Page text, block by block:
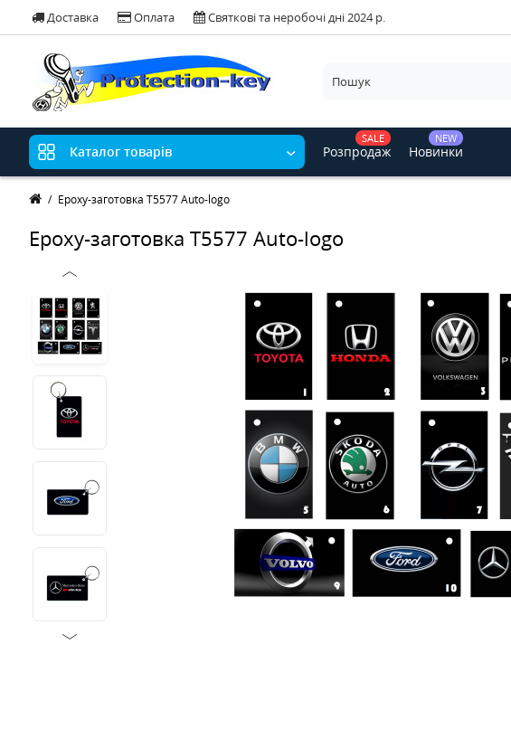
Доставка Оплата Святкові та неробочі дні 2024 р.
Каталог товарів
SALE
Розпродаж
NEW
Новинки
Epoxy-заготовка Т5577 Auto-logo
Epoxy-заготовка Т5577 Auto-logo